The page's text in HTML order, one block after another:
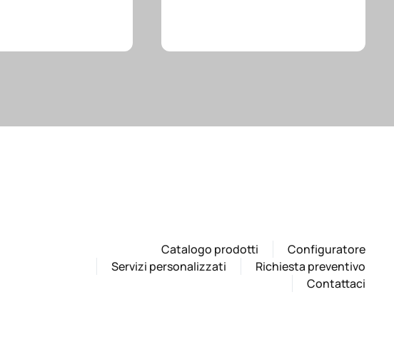
Catalogo prodotti
Configuratore
Servizi personalizzati
Richiesta preventivo
Contattaci